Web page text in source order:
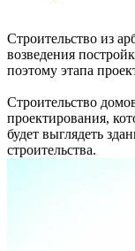
Строительство из
возведения
поэтому этапа
Строительство
проектирования,
будет выглядеть
строительства.